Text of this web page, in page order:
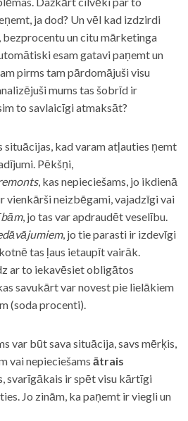
ja dod? Un vēl kad izdzirdi
un citu mārketinga
esam gatavi paņemt un
pirms tam pārdomājuši visu
mums tas šobrīd ir
to savlaicīgi atmaksāt?
situācijas, kad varam atļauties ņemt
Pēkšņi,
, kas nepieciešams, jo ikdienā
vienkārši neizbēgami, vajadzīgi vai
, jo tas var apdraudēt veselību.
, jo tie parasti ir izdevīgi
tas ļaus ietaupīt vairāk.
ar to iekavēsiet obligātos
savukārt var novest pie lielākiem
(soda procenti).
var būt sava situācija, savs mērķis,
vai nepieciešams ātrais
svarīgākais ir spēt visu kārtīgi
Jo zinām, ka paņemt ir viegli un